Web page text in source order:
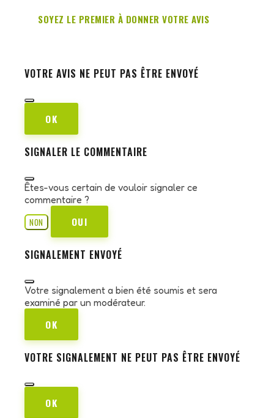
SOYEZ LE PREMIER À DONNER VOTRE AVIS
VOTRE AVIS NE PEUT PAS ÊTRE ENVOYÉ
OK
SIGNALER LE COMMENTAIRE
Êtes-vous certain de vouloir signaler ce
commentaire ?
NON
OUI
SIGNALEMENT ENVOYÉ
Votre signalement a bien été soumis et sera
examiné par un modérateur.
OK
VOTRE SIGNALEMENT NE PEUT PAS ÊTRE ENVOYÉ
OK